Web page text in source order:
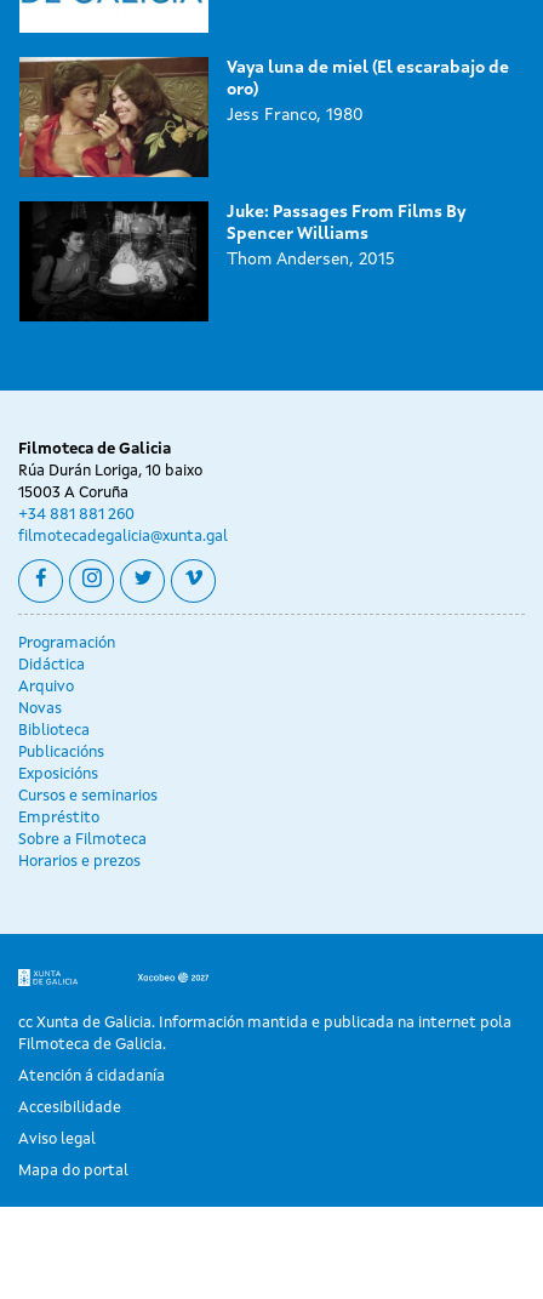
Vaya luna de miel (El escarabajo de
oro)
Jess Franco, 1980
Juke: Passages From Films By
Spencer Williams
Thom Andersen, 2015
Filmoteca de Galicia
Rúa Durán Loriga, 10 baixo
15003 A Coruña
+34 881 881 260
filmotecadegalicia@xunta.gal
facebookinstagram
twittervimeo
Programación
Didáctica
Arquivo
Novas
Biblioteca
Publicacións
Exposicións
Cursos e seminarios
Empréstito
Sobre a Filmoteca
Horarios e prezos
cc Xunta de Galicia. Información mantida e publicada na internet pola
Filmoteca de Galicia.
Atención á cidadanía
Accesibilidade
Aviso legal
Mapa do portal